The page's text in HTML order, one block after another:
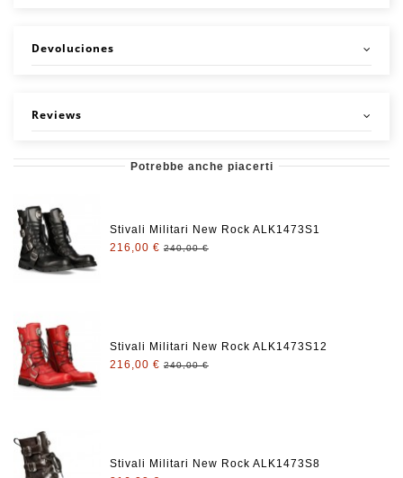
Devoluciones
Reviews
Potrebbe anche piacerti
Stivali Militari New Rock ALK1473S1
216,00 € 240,00 €
Stivali Militari New Rock ALK1473S12
216,00 € 240,00 €
Stivali Militari New Rock ALK1473S8